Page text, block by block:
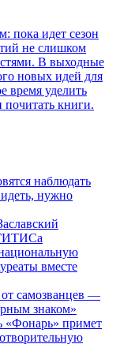
пока идет сезон
не слишком
В выходные
новых идей для
время уделить
книги.
наблюдать
нужно
вместе
самозванцев —
знаком»
примет